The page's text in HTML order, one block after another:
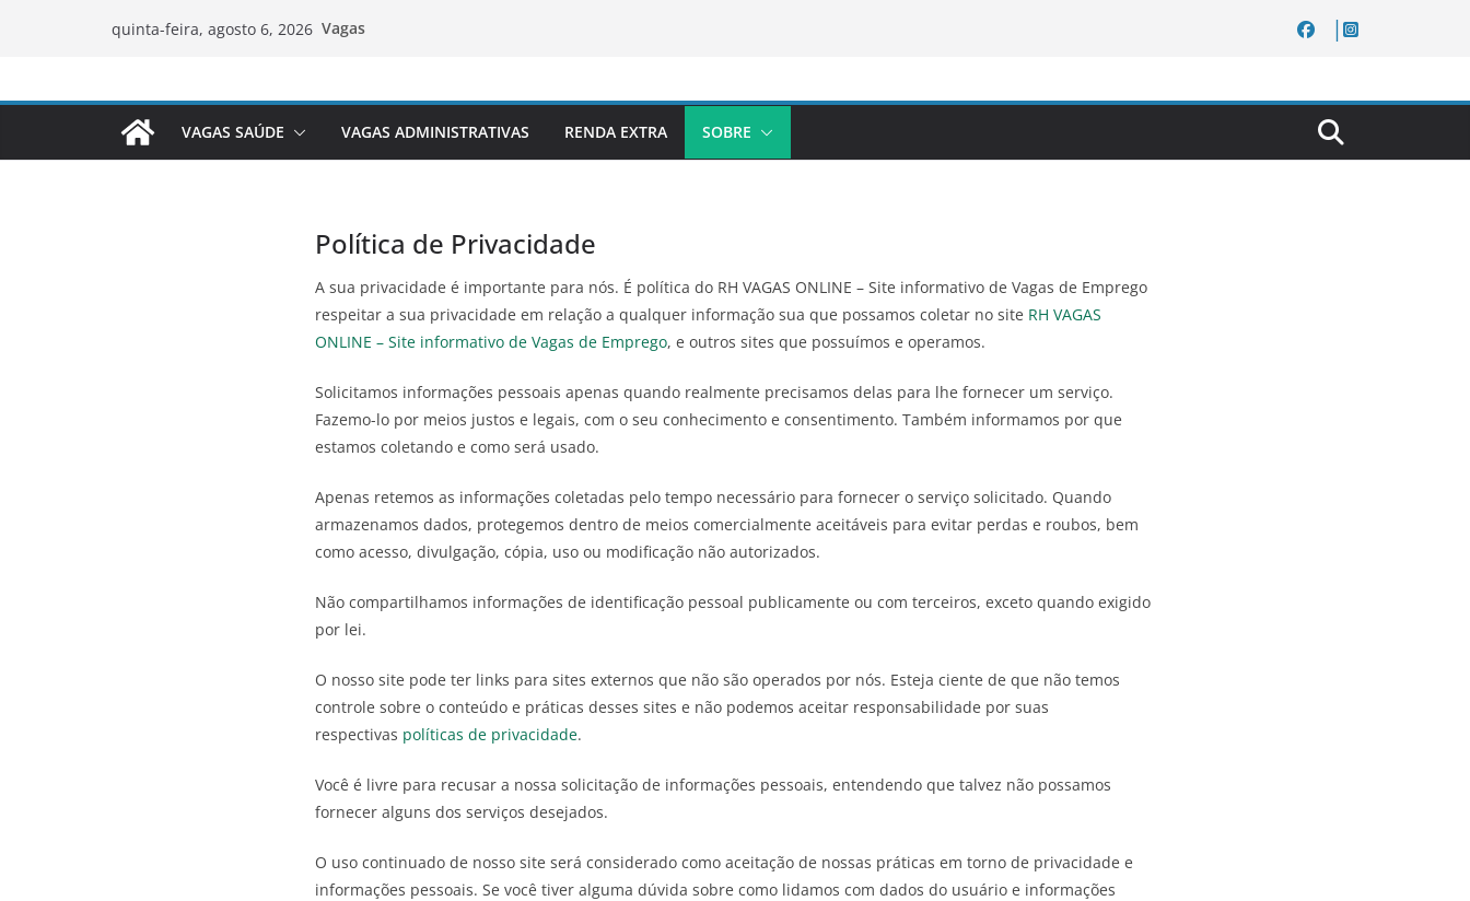
conteúdo
quinta-feira, agosto 6, 2026 Vagas
VAGAS SAÚDE VAGAS ADMINISTRATIVAS RENDA EXTRA SOBRE
Política de Privacidade
A sua privacidade é importante para nós. É política do RH VAGAS ONLINE – Site informativo de Vagas de Emprego
respeitar a sua privacidade em relação a qualquer informação sua que possamos coletar no site RH VAGAS
ONLINE – Site informativo de Vagas de Emprego, e outros sites que possuímos e operamos.
Solicitamos informações pessoais apenas quando realmente precisamos delas para lhe fornecer um serviço.
Fazemo-lo por meios justos e legais, com o seu conhecimento e consentimento. Também informamos por que
estamos coletando e como será usado.
Apenas retemos as informações coletadas pelo tempo necessário para fornecer o serviço solicitado. Quando
armazenamos dados, protegemos dentro de meios comercialmente aceitáveis ​​para evitar perdas e roubos, bem
como acesso, divulgação, cópia, uso ou modificação não autorizados.
Não compartilhamos informações de identificação pessoal publicamente ou com terceiros, exceto quando exigido
por lei.
O nosso site pode ter links para sites externos que não são operados por nós. Esteja ciente de que não temos
controle sobre o conteúdo e práticas desses sites e não podemos aceitar responsabilidade por suas
respectivas políticas de privacidade.
Você é livre para recusar a nossa solicitação de informações pessoais, entendendo que talvez não possamos
fornecer alguns dos serviços desejados.
O uso continuado de nosso site será considerado como aceitação de nossas práticas em torno de privacidade e
informações pessoais. Se você tiver alguma dúvida sobre como lidamos com dados do usuário e informações